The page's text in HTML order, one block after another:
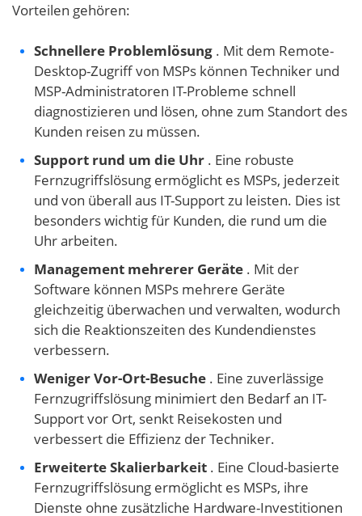
Vorteilen gehören:
Schnellere Problemlösung . Mit dem Remote-
Desktop-Zugriff von MSPs können Techniker und
MSP-Administratoren IT-Probleme schnell
diagnostizieren und lösen, ohne zum Standort des
Kunden reisen zu müssen.
Support rund um die Uhr . Eine robuste
Fernzugriffslösung ermöglicht es MSPs, jederzeit
und von überall aus IT-Support zu leisten. Dies ist
besonders wichtig für Kunden, die rund um die
Uhr arbeiten.
Management mehrerer Geräte . Mit der
Software können MSPs mehrere Geräte
gleichzeitig überwachen und verwalten, wodurch
sich die Reaktionszeiten des Kundendienstes
verbessern.
Weniger Vor-Ort-Besuche . Eine zuverlässige
Fernzugriffslösung minimiert den Bedarf an IT-
Support vor Ort, senkt Reisekosten und
verbessert die Effizienz der Techniker.
Erweiterte Skalierbarkeit . Eine Cloud-basierte
Fernzugriffslösung ermöglicht es MSPs, ihre
Dienste ohne zusätzliche Hardware-Investitionen